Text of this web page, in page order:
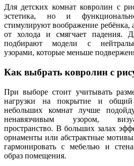
Для детских комнат ковролин с
эстетика, но и
стимулируют воображение
от холода и смягчает падения.
подбирают модели с
узорами, которые меньше
Как выбрать ковролин с
При выборе стоит учитывать
нагрузки на покрытие и общий
небольших комнат лучше
ненавязчивым узором,
пространство. В больших залах
орнаменты или абстрактные
гармонировать с мебелью и
образ помещения.